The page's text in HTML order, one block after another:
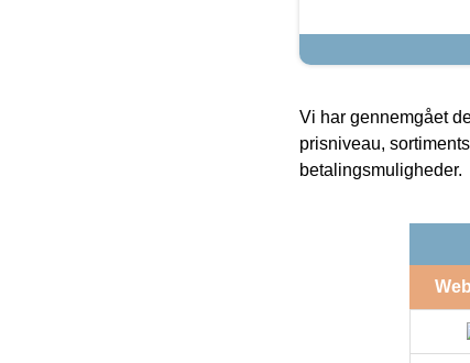
Vi har gennemgået
prisniveau,
betalingsmuligheder.